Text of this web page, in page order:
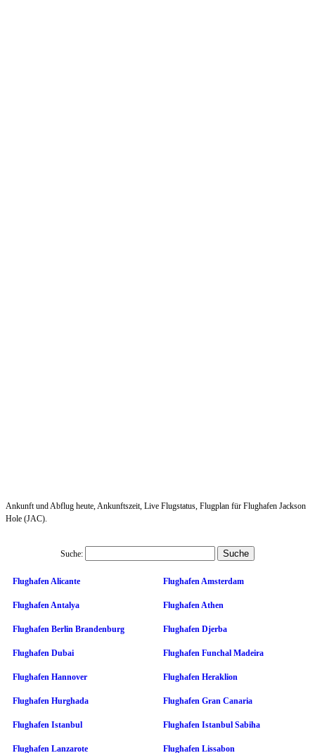
Ankunft und Abflug heute, Ankunftszeit, Live Flugstatus, Flugplan für Flughafen Jackson
Hole (JAC).
Suche:
Flughafen Alicante Flughafen Amsterdam
Flughafen Antalya Flughafen Athen
Flughafen Berlin Brandenburg Flughafen Djerba
Flughafen Dubai Flughafen Funchal Madeira
Flughafen Hannover Flughafen Heraklion
Flughafen Hurghada Flughafen Gran Canaria
Flughafen Istanbul Flughafen Istanbul Sabiha
Flughafen Lanzarote Flughafen Lissabon